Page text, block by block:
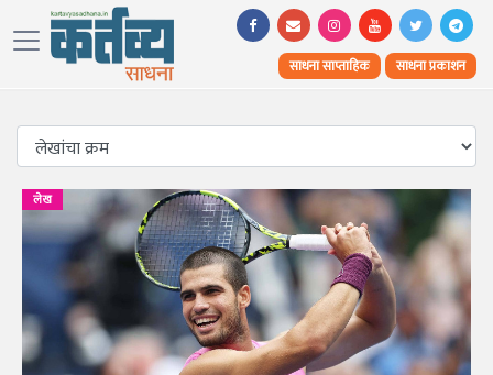
साधना साप्ताहिक साधना प्रकाशन
लेख